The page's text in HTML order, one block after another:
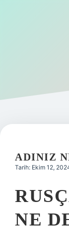
Gizlilik
Yasal Uyarı
ADINIZ
Tarih: Ekim 12,
NE